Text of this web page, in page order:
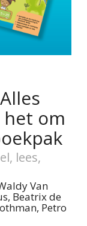
om
lees,
Van
Beatrix de
Petro